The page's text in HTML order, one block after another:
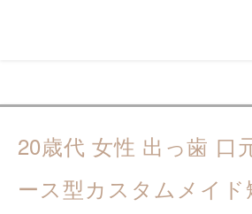
20歳代 女性 出っ歯 口
ース型カスタムメイド